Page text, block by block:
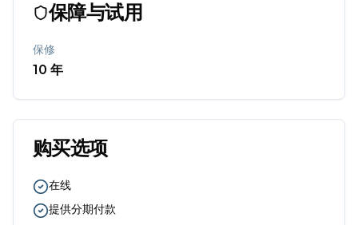
保障与试用
保修
10 年
购买选项
在线
提供分期付款